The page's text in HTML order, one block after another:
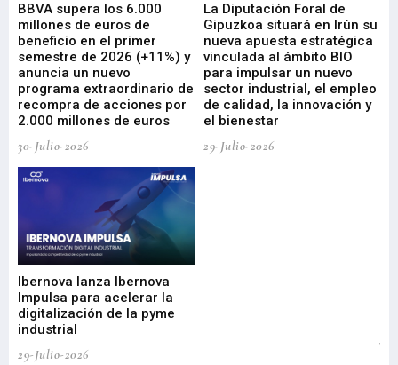
BBVA supera los 6.000
millones de euros de
beneficio en el primer
semestre de 2026 (+11%) y
anuncia un nuevo
programa extraordinario de
recompra de acciones por
2.000 millones de euros
30-Julio-2026
La Diputación Foral de
Gipuzkoa situará en Irún su
nueva apuesta estratégica
vinculada al ámbito BIO
para impulsar un nuevo
sector industrial, el empleo
de calidad, la innovación y
el bienestar
29-Julio-2026
Ibernova lanza Ibernova
Impulsa para acelerar la
digitalización de la pyme
industrial
29-Julio-2026